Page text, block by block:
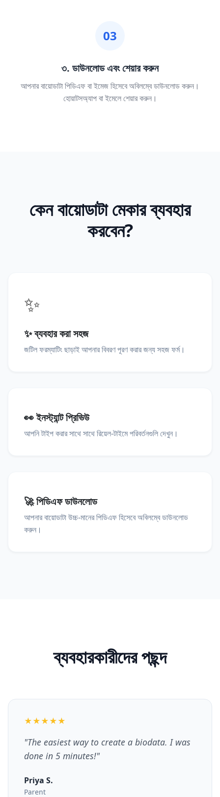
03
৩. ডাউনলোড এবং শেয়ার করুন
আপনার বায়োডাটা পিডিএফ বা ইমেজ হিসেবে অবিলম্বে ডাউনলোড করুন।
হোয়াটসঅ্যাপ বা ইমেলে শেয়ার করুন।
কেন বায়োডাটা মেকার ব্যবহার
করবেন?
✨
✨ ব্যবহার করা সহজ
জটিল ফরম্যাটিং ছাড়াই আপনার বিবরণ পূরণ করার জন্য সহজ ফর্ম।
👀 ইনস্ট্যান্ট প্রিভিউ
আপনি টাইপ করার সাথে সাথে রিয়েল-টাইমে পরিবর্তনগুলি দেখুন।
🚀 পিডিএফ ডাউনলোড
আপনার বায়োডাটা উচ্চ-মানের পিডিএফ হিসেবে অবিলম্বে ডাউনলোড
করুন।
ব্যবহারকারীদের পছন্দ
★★★★★
"The easiest way to create a biodata. I was
done in 5 minutes!"
Priya S.
Parent